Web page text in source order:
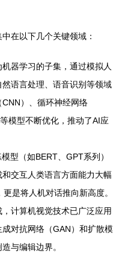
在以下几个关键领域：
器学习的子集，通过模拟人
语言处理、语音识别等领域
）、循环神经网络
模型不断优化，推动了AI应
型（如BERT、GPT系列）
交互人类语言方面能力大幅
是将人机对话推向新高度。
计算机视觉技术已广泛应用
对抗网络（GAN）和扩散模
与编辑边界。